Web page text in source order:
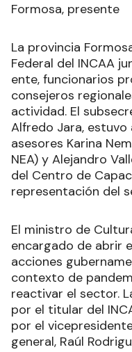
Formosa, presente
La provincia
Federal del INCAA
ente, funcionarios
consejeros
actividad. El
Alfredo Jara,
asesores Karina
NEA) y Alejandro
del Centro de
representación del
El ministro de
encargado de abrir
acciones
contexto de
reactivar el sector.
por el titular del
por el
general, Raúl